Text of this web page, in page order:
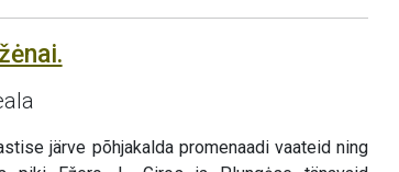
järve põhjakalda promenaadi vaateid ning